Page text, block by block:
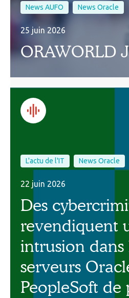
News AUFO News Oracle
25 juin 2026
ORAWORLD
L'actu de l'IT News Oracle
22 juin 2026
Des
revendiquent
intrusion dans
serveurs
PeopleSoft de